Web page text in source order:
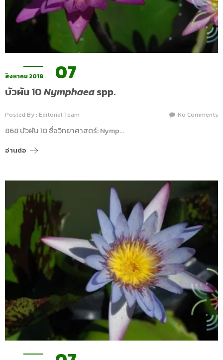
สิงหาคม 2018 07
บัวผัน 10Nymphaeaspp.
Posted By : Editorial Team No Comments
868 บัวผัน 10 ชื่อวิทยาศาสตร์: Nymp…
อ่านต่อ